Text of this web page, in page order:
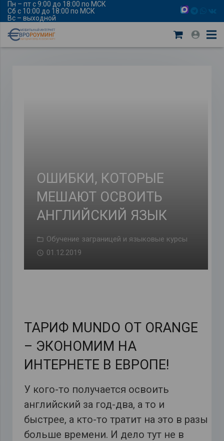
Пн – пт с 9:00 до 18:00 по МСК
Сб с 10:00 до 18:00 по МСК
Вс – выходной
ОШИБКИ, КОТОРЫЕ
МЕШАЮТ ОСВОИТЬ
АНГЛИЙСКИЙ ЯЗЫК
Обучение заграницей и языковые курсы
01.12.2019
ТАРИФ MUNDO ОТ ORANGE
– ЭКОНОМИМ НА
ИНТЕРНЕТЕ В ЕВРОПЕ!
У кого-то получается освоить
английский за год-два, а то и
быстрее, а кто-то тратит на это в разы
больше времени. И дело тут не в